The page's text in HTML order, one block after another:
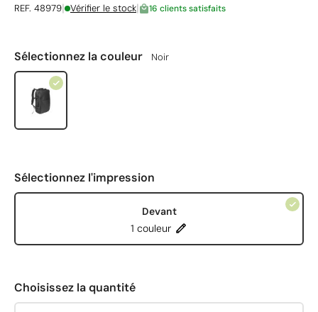
REF. 48979| Vérifier le stock| 16 clients satisfaits
Sélectionnez la couleur Noir
Sélectionnez l'impression
Devant
1 couleur
Choisissez la quantité